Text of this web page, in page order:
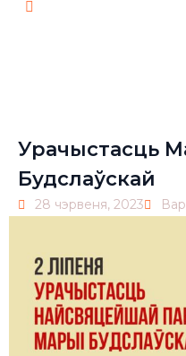
Урачыстасць
Будслаўскай
28 чэрвеня, 2023